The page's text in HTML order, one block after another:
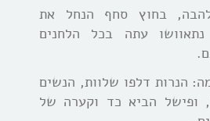
בחוץ סחף הנחל את
נתאוושו עתה בכל הלחנים
הנרות דלפו שלוות, הנשים
ופישל הביא כד וקערה של